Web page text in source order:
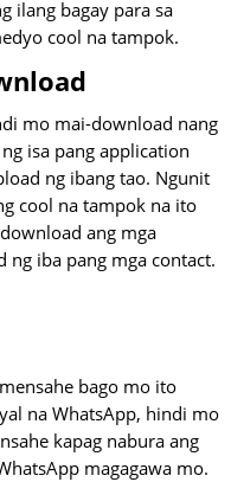
ilang bagay para sa
cool na tampok.
mo mai-download nang
isa pang application
ng ibang tao. Ngunit
cool na tampok na ito
ang mga
ng iba pang mga contact.
bago mo ito
na WhatsApp, hindi mo
kapag nabura ang
magagawa mo.